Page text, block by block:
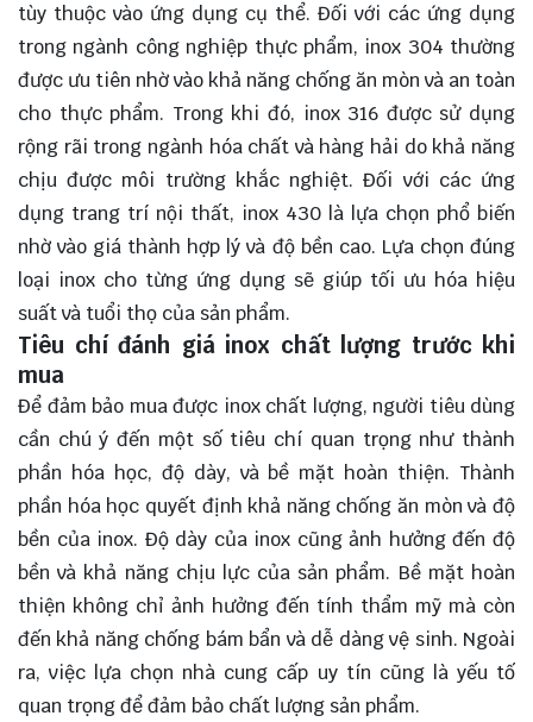
tùy thuộc vào ứng dụng cụ thể. Đối với các ứng dụng
trong ngành công nghiệp thực phẩm, inox 304 thường
được ưu tiên nhờ vào khả năng chống ăn mòn và an toàn
cho thực phẩm. Trong khi đó, inox 316 được sử dụng
rộng rãi trong ngành hóa chất và hàng hải do khả năng
chịu được môi trường khắc nghiệt. Đối với các ứng
dụng trang trí nội thất, inox 430 là lựa chọn phổ biến
nhờ vào giá thành hợp lý và độ bền cao. Lựa chọn đúng
loại inox cho từng ứng dụng sẽ giúp tối ưu hóa hiệu
suất và tuổi thọ của sản phẩm.
Tiêu chí đánh giá inox chất lượng trước khi
mua
Để đảm bảo mua được inox chất lượng, người tiêu dùng
cần chú ý đến một số tiêu chí quan trọng như thành
phần hóa học, độ dày, và bề mặt hoàn thiện. Thành
phần hóa học quyết định khả năng chống ăn mòn và độ
bền của inox. Độ dày của inox cũng ảnh hưởng đến độ
bền và khả năng chịu lực của sản phẩm. Bề mặt hoàn
thiện không chỉ ảnh hưởng đến tính thẩm mỹ mà còn
đến khả năng chống bám bẩn và dễ dàng vệ sinh. Ngoài
ra, việc lựa chọn nhà cung cấp uy tín cũng là yếu tố
quan trọng để đảm bảo chất lượng sản phẩm.